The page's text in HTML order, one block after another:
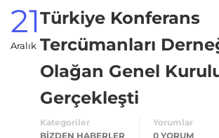
21
Aralık
Türkiye Konferans
Tercümanları
Olağan Genel
Gerçekleşti
Kategoriler
BIZDEN HABERLER
Yorumlar
0 YORUM